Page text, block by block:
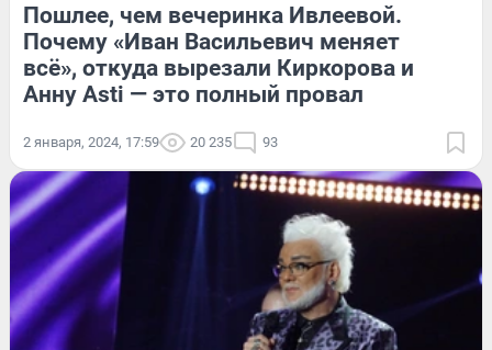
Пошлее, чем вечеринка Ивлеевой.
Почему «Иван Васильевич меняет
всё», откуда вырезали Киркорова и
Анну Asti — это полный провал
2 января, 2024, 17:59 20 235 93